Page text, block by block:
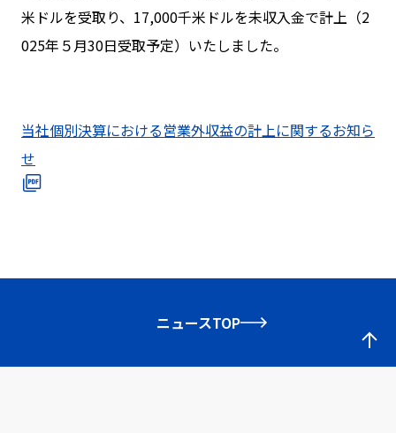
米ドルを受取り、17,000千米ドルを未収入金で計上（2
025年５月30日受取予定）いたしました。
当社個別決算における営業外収益の計上に関するお知ら
せ
ニュースTOP